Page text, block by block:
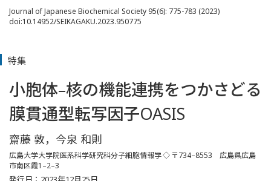
Journal of Japanese Biochemical Society 95(6): 775-783 (2023)
doi:10.14952/SEIKAGAKU.2023.950775
特集
小胞体–核の機能連携をつかさどる
膜貫通型転写因子OASIS
齋藤 敦，今泉 和則
広島大学大学院医系科学研究科分子細胞情報学◇ 〒734–8553 広島県広島
市南区霞1–2–3